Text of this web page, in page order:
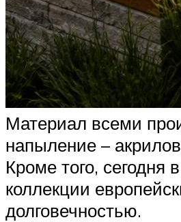
Материал всеми
напыление –
Кроме того,
коллекции
долговечностью.